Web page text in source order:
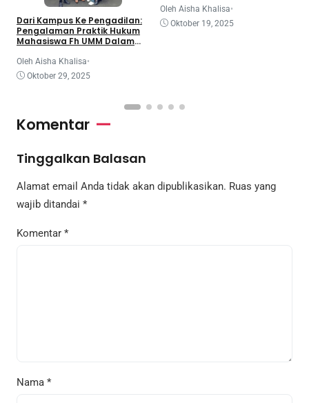
Dari Kampus Ke Pengadilan:
Pengalaman Praktik Hukum
Mahasiswa Fh UMM Dalam
Oleh Aisha Khalisa•
Oktober 29, 2025
Nasional
Oleh Aisha Khalisa•
Oktober 19, 2025
Komentar
Tinggalkan Balasan
Alamat email Anda tidak akan dipublikasikan. Ruas yang
wajib ditandai *
Komentar *
Nama *